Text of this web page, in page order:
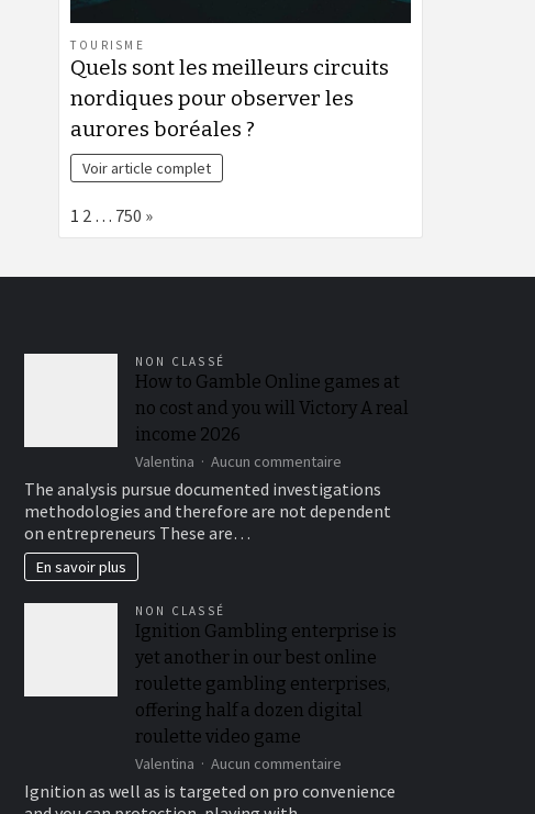
TOURISME
Quels sont les meilleurs circuits
nordiques pour observer les
aurores boréales ?
Voir article complet
Page:
1 2 … 750 Next
»
NON CLASSÉ
How to Gamble Online games at
no cost and you will Victory A real
income 2026
Valentina Aucun commentairesur
How
to
Gamble
and
you
will
A
The analysis pursue documented investigations
methodologies and therefore are not dependent
on entrepreneurs These are…
En savoir plus
NON CLASSÉ
Ignition Gambling enterprise is
yet another in our best online
roulette gambling enterprises,
offering half a dozen digital
roulette video game
Valentina Aucun commentairesur
Ignition
Gambling
Ignition as well as is targeted on pro convenience